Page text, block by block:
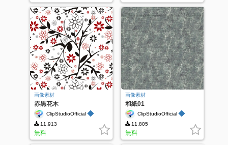
画像素材
赤黒花木
ClipStudioOfficial ◆
11,913
無料
画像素材
和紙01
ClipStudioOfficial ◆
11,805
無料